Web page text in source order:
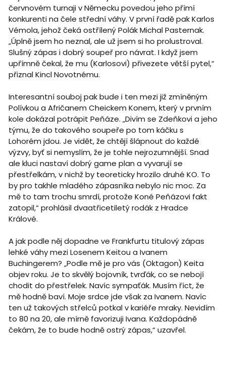
červnovém turnaji v Německu povedou jeho přímí
konkurenti na čele střední váhy. V první řadě pak Karlos
Vémola, jehož čeká ostřílený Polák Michal Pasternak.
„Úplně jsem ho neznal, ale už jsem si ho prolustroval.
Slušný zápas i dobrý soupeř pro návrat. I když jsem
upřímně čekal, že mu (Karlosovi) přivezete větší pytel,“
přiznal Kincl Novotnému.
Interesantní souboj pak bude i ten mezi již zmíněným
Polívkou a Afričanem Cheickem Konem, který v prvním
kole dokázal potrápit Peňáze. „Divím se Zdeňkovi a jeho
týmu, že do takového soupeře po tom káčku s
Lohorém jdou. Je vidět, že chtějí šlápnout do každé
výzvy, byť si nemyslím, že je tohle nejrozumnější. Snad
ale kluci nastaví dobrý game plan a vyvarují se
přestřelkám, v nichž by teoreticky hrozilo druhé KO. To
by pro takhle mladého zápasníka nebylo nic moc. Za
mě to tam trochu smrdí, protože Koné Peňázovi fakt
zatopil,“ prohlásil dvaatřicetiletý rodák z Hradce
Králové.
A jak podle něj dopadne ve Frankfurtu titulový zápas
lehké váhy mezi Losenem Keitou a Ivanem
Buchingerem? „Podle mě je pro vás (Oktagon) Keita
objev roku. Je to skvělý bojovník, tvrďák, co se nebojí
chodit do přestřelek. Navíc sympaťák. Musím říct, že
mě hodně baví. Moje srdce jde však za Ivanem. Navíc
ten už takových střelců potkal v kariéře mraky. Nevidím
to 80 na 20, ale mírně favorizuji Ivana. Každopádně
čekám, že to bude hodně ostrý zápas,“ uzavřel.